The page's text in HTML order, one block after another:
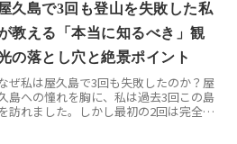
久島で3回も登山を失敗した私
教える「本当に知るべき」観
の落とし穴と絶景ポイント
ぜ私は屋久島で3回も失敗したのか？屋
島への憧れを胸に、私は過去3回この島
を訪れました。しかし最初の2回は完全な